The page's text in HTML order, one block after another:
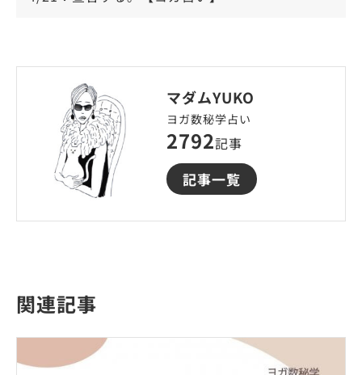
マダムYUKO
ヨガ数秘学占い
2792記事
記事一覧
関連記事